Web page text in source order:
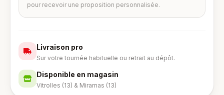
pour recevoir une proposition personnalisée.
Livraison pro
Sur votre tournée habituelle ou retrait au dépôt.
Disponible en magasin
Vitrolles (13) & Miramas (13)